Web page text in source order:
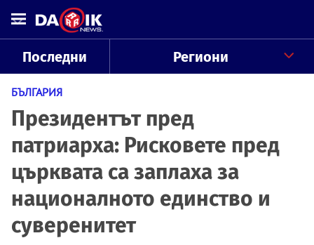
Последни Региони
БЪЛГАРИЯ
Президентът пред
патриарха: Рисковете пред
църквата са заплаха за
националното единство и
суверенитет